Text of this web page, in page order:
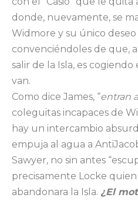
donde, nuevamente, se
Widmore y su único
convenciéndoles de que,
salir de la Isla, es
van.
Como dice James, “entran
coleguitas incapaces de
hay un intercambio
empuja al agua a
Sawyer, no sin antes
precisamente Locke
abandonara la Isla. ¿El